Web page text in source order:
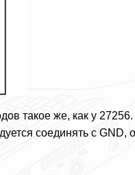
такое же, как у 27256.
соединять с GND,